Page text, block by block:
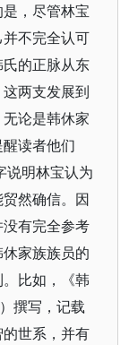
，尽管林宝
不完全认可
的正脉从东
两支发展到
论是韩休家
读者他们
说明林宝认为
然确信。因
有完全参考
家族族员的
比如，《韩
撰写，记载
世系，并有